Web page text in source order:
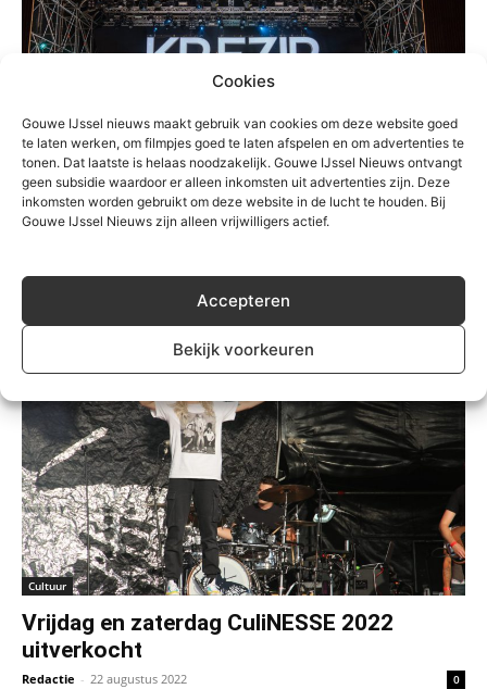
Cookies
Gouwe IJssel nieuws maakt gebruik van cookies om deze website goed
te laten werken, om filmpjes goed te laten afspelen en om advertenties te
tonen. Dat laatste is helaas noodzakelijk. Gouwe IJssel Nieuws ontvangt
geen subsidie waardoor er alleen inkomsten uit advertenties zijn. Deze
inkomsten worden gebruikt om deze website in de lucht te houden. Bij
Gouwe IJssel Nieuws zijn alleen vrijwilligers actief.
Accepteren
Bekijk voorkeuren
Cultuur
CuliNESSE is als vanouds weer een feest
Cultuur
Vrijdag en zaterdag CuliNESSE 2022
uitverkocht
Redactie - 22 augustus 2022 0